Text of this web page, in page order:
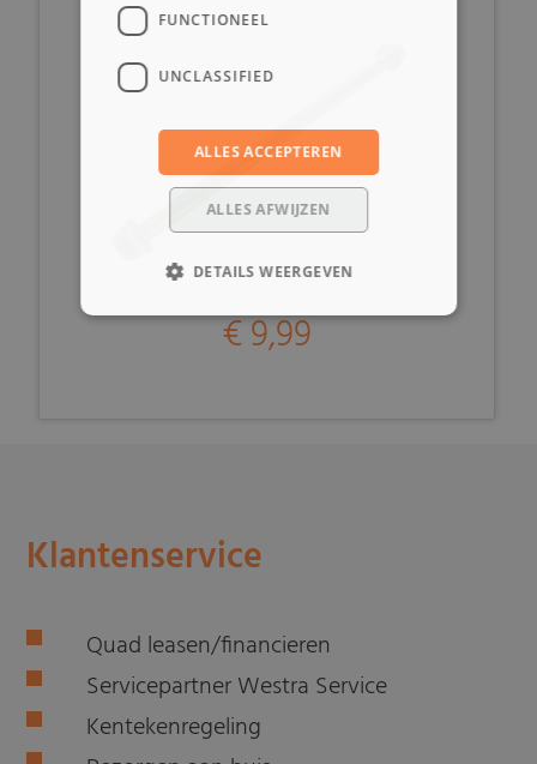
€ 9,99
Klantenservice
Quad leasen/financieren
Servicepartner Westra Service
Kentekenregeling
FUNCTIONEEL
UNCLASSIFIED
ALLES ACCEPTEREN
ALLES AFWIJZEN
DETAILS WEERGEVEN